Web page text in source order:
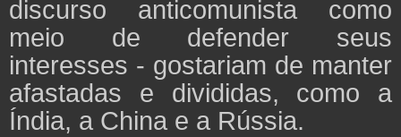
discurso anticomunista como
meio de defender seus
interesses - gostariam de manter
afastadas e divididas, como a
Índia, a China e a Rússia.